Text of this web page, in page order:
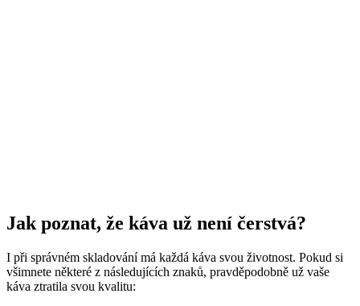
Jak poznat, že káva už není čerstvá?
I při správném skladování má každá káva svou životnost. Pokud si
všimnete některé z následujících znaků, pravděpodobně už vaše
káva ztratila svou kvalitu: